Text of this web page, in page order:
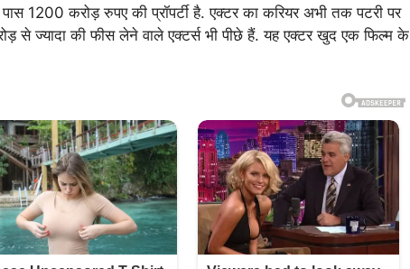
1200 करोड़ रुपए की प्रॉपर्टी है. एक्टर का करियर अभी तक पटरी पर
से ज्यादा की फीस लेने वाले एक्टर्स भी पीछे हैं. यह एक्टर खुद एक फिल्म के